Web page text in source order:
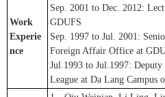
Work
Experie
nce
Sep. 2001 to Dec. 2012:
GDUFS
Sep. 1997 to Jul. 2001:
Foreign Affair Office at
Jul.1993 to Jul.1997:
League at Da Lang Campus